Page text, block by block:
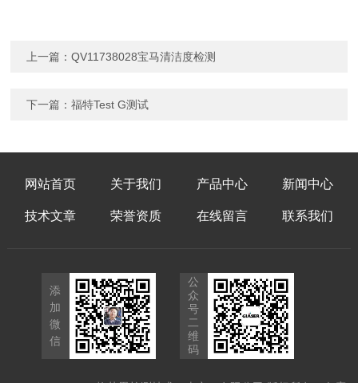
上一篇：QV11738028宝马清洁度检测
下一篇：福特Test G测试
网站首页 关于我们 产品中心 新闻中心
技术文章 荣誉资质 在线留言 联系我们
添
加
微
信
公
众
号
二
维
码